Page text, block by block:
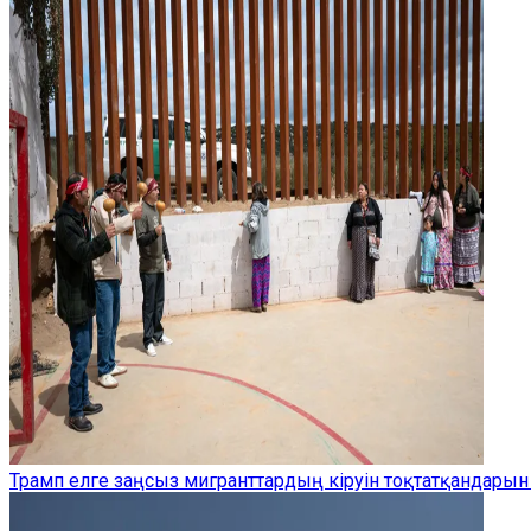
Трамп елге заңсыз мигранттардың кіруін тоқтатқандарын